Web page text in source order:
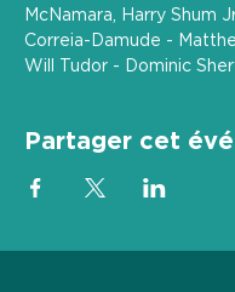
McNamara, Harry Shum
Correia-Damude -
Will Tudor - Dominic
Partager cet